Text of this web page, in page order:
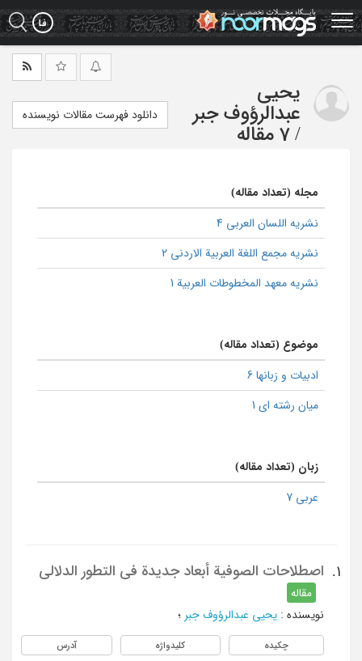
Skip
to
main
یحیی
عبدالرؤوف جبر
/ 7 مقاله
دانلود فهرست مقالات نویسنده
مجله (تعداد مقاله)
نشریه اللسان العربی 4
نشریه مجمع اللغة العربية الاردنى 2
نشریه معهد المخطوطات العربیة 1
موضوع (تعداد مقاله)
ادبیات و زبانها 6
میان رشته ای 1
زبان (تعداد مقاله)
عربی 7
1. اصطلاحات الصوفیة أبعاد جدیدة فی التطور الدلالی
مقاله
نویسنده : یحیی عبدالرؤوف جبر ؛
چکیده کلیدواژه آدرس